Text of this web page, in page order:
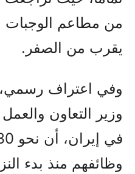
من مطاعم الوجبات
يقرب من الصفر.
وفي اعتراف
وزير التعاون
وظائفهم منذ بدء